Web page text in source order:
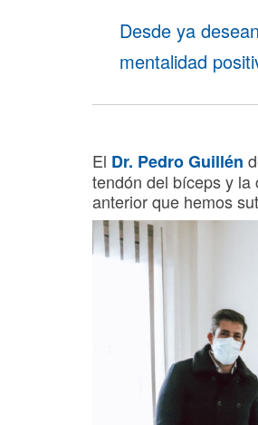
Desde ya
mentalidad
El Dr. Pedro Guillén
tendón del bíceps y la
anterior que hemos